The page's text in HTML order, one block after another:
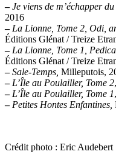
– Je viens de m’échapper
2016
– La Lionne, Tome 2, Odi,
Éditions Glénat / Treize
– La Lionne, Tome 1,
Éditions Glénat / Treize
– Sale-Temps, Milleputois,
– L’Île au Poulailler, Tome 2
– L’Île au Poulailler, Tome 1
– Petites Hontes Enfantines,
Crédit photo : Eric Audebert